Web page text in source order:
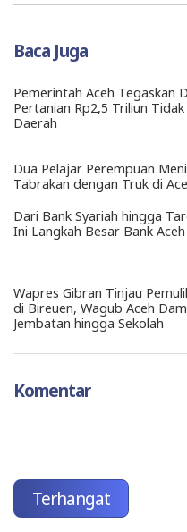
Baca Juga
Pemerintah Aceh Tegaskan
Pertanian Rp2,5 Triliun Tidak
Daerah
Dua Pelajar Perempuan
Tabrakan dengan Truk di
Dari Bank Syariah hingga
Ini Langkah Besar Bank
Wapres Gibran Tinjau
di Bireuen, Wagub Aceh
Jembatan hingga Sekolah
Komentar
Terhangat